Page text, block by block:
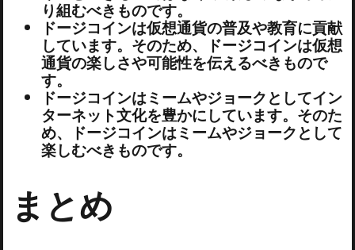
り組むべきものです。
ドージコインは仮想通貨の普及や教育に貢献
しています。そのため、ドージコインは仮想
通貨の楽しさや可能性を伝えるべきもので
す。
ドージコインはミームやジョークとしてイン
ターネット文化を豊かにしています。そのた
め、ドージコインはミームやジョークとして
楽しむべきものです。
まとめ